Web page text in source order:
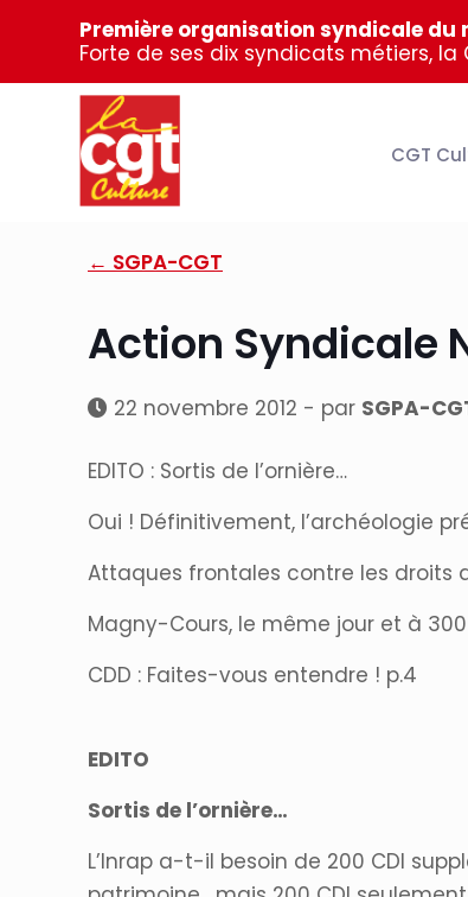
Première organisation syndicale du
Forte de ses dix syndicats métiers,
CGT
← SGPA-CGT
Action Syndicale
22 novembre 2012 - par SGPA-
EDITO : Sortis de l’ornière…
Oui ! Définitivement, l’archéologie
Attaques frontales contre les droits
Magny-Cours, le même jour et à
CDD : Faites-vous entendre ! p.4
EDITO
Sortis de l’ornière…
L’Inrap a-t-il besoin de 200 CDI